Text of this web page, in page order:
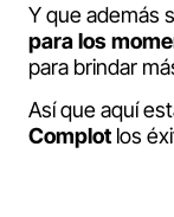
Y que además
para los
para brindar
Así que aquí
Complot los